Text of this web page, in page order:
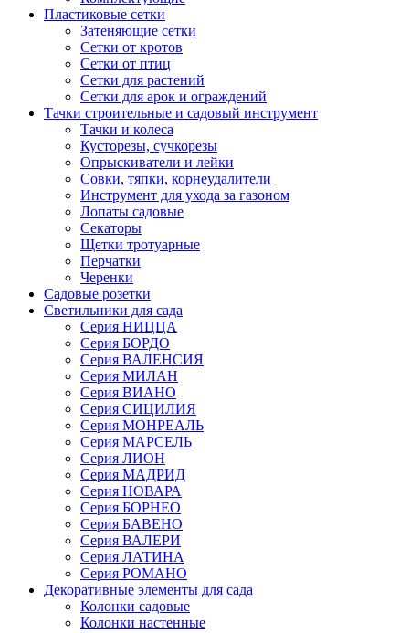
Пластиковые сетки
Затеняющие сетки
Сетки от кротов
Сетки от птиц
Сетки для растений
Сетки для арок и ограждений
Тачки строительные и садовый инструмент
Тачки и колеса
Кусторезы, сучкорезы
Опрыскиватели и лейки
Совки, тяпки, корнеудалители
Инструмент для ухода за газоном
Лопаты садовые
Секаторы
Щетки тротуарные
Перчатки
Черенки
Садовые розетки
Светильники для сада
Серия НИЦЦА
Серия БОРДО
Серия ВАЛЕНСИЯ
Серия МИЛАН
Серия ВИАНО
Серия СИЦИЛИЯ
Серия МОНРЕАЛЬ
Серия МАРСЕЛЬ
Серия ЛИОН
Серия МАДРИД
Серия НОВАРА
Серия БОРНЕО
Серия БАВЕНО
Серия ВАЛЕРИ
Серия ЛАТИНА
Серия РОМАНО
Декоративные элементы для сада
Колонки садовые
Колонки настенные